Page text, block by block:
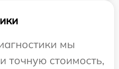
мы
точную стоимость,